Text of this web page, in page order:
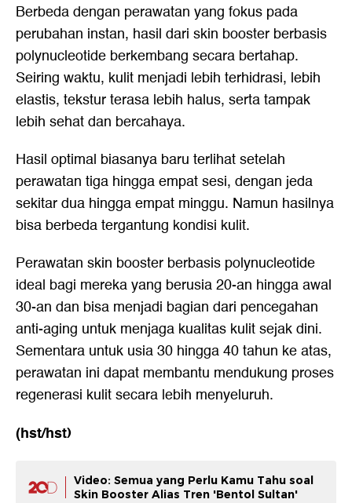
Berbeda dengan perawatan yang fokus pada
perubahan instan, hasil dari skin booster berbasis
polynucleotide berkembang secara bertahap.
Seiring waktu, kulit menjadi lebih terhidrasi, lebih
elastis, tekstur terasa lebih halus, serta tampak
lebih sehat dan bercahaya.
Hasil optimal biasanya baru terlihat setelah
perawatan tiga hingga empat sesi, dengan jeda
sekitar dua hingga empat minggu. Namun hasilnya
bisa berbeda tergantung kondisi kulit.
Perawatan skin booster berbasis polynucleotide
ideal bagi mereka yang berusia 20-an hingga awal
30-an dan bisa menjadi bagian dari pencegahan
anti-aging untuk menjaga kualitas kulit sejak dini.
Sementara untuk usia 30 hingga 40 tahun ke atas,
perawatan ini dapat membantu mendukung proses
regenerasi kulit secara lebih menyeluruh.
(hst/hst)
Video: Semua yang Perlu Kamu Tahu soal
Skin Booster Alias Tren 'Bentol Sultan'